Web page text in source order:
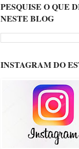
PESQUISE O QUE
NESTE BLOG
INSTAGRAM DO